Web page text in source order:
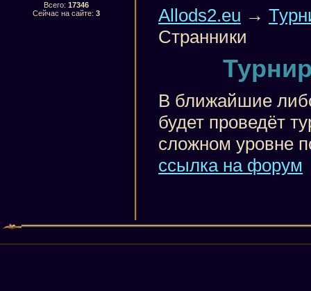
Всего: 17346
Сейчас на сайте: 3 Allods2.eu →
Странники
В ближайшие
будет проведёт
сложном уровне
ссылка на форум